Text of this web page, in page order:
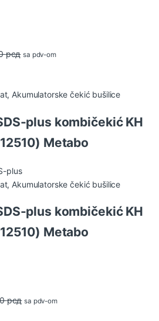
рсд sa pdv-om
,Akumulatorske čekić bušilice
plus kombičekić KH
Metabo
, Akumulatorske čekić bušilice
plus kombičekić KH
Metabo
рсд sa pdv-om